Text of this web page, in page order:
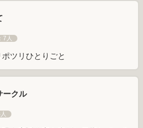
7人
ツリひとりごと
ークル